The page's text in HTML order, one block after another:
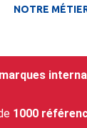
NOTRE
1000